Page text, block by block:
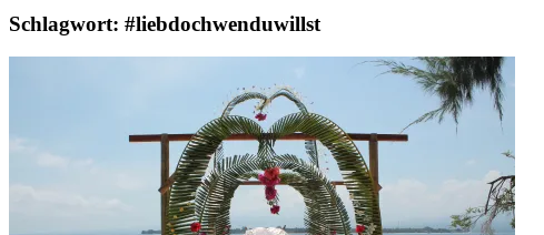
Schlagwort: #liebdochwenduwillst